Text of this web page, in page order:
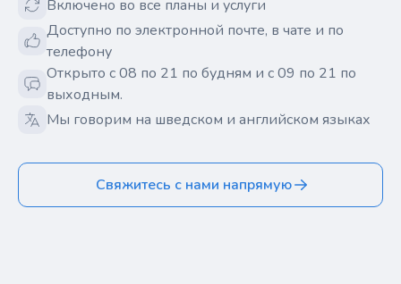
Включено во все планы и услуги
Доступно по электронной почте, в чате и по
телефону
Открыто с 08 по 21 по будням и с 09 по 21 по
выходным.
Мы говорим на шведском и английском языках
Свяжитесь с нами напрямую